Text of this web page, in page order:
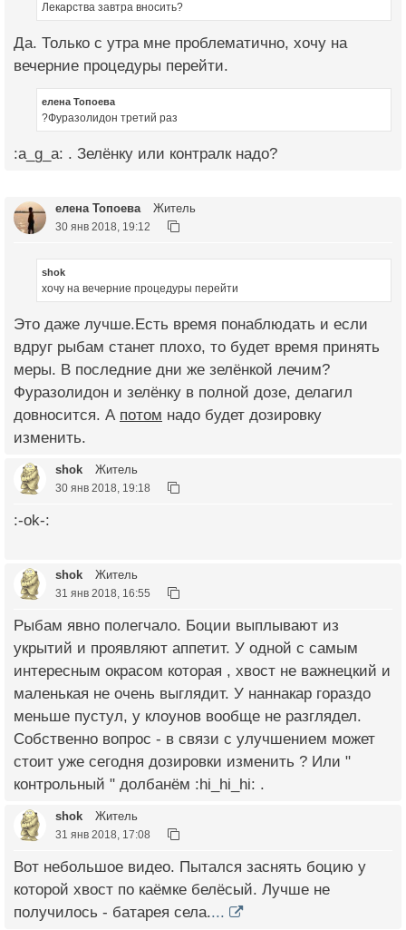
Лекарства завтра вносить?
Да. Только с утра мне проблематично, хочу на
вечерние процедуры перейти.
елена Топоева
?Фуразолидон третий раз
:a_g_a: . Зелёнку или контралк надо?
елена Топоева Житель
30 янв 2018, 19:12
shok
хочу на вечерние процедуры перейти
Это даже лучше.Есть время понаблюдать и если
вдруг рыбам станет плохо, то будет время принять
меры. В последние дни же зелёнкой лечим?
Фуразолидон и зелёнку в полной дозе, делагил
довносится. А потом надо будет дозировку
изменить.
shok Житель
30 янв 2018, 19:18
:-ok-:
shok Житель
31 янв 2018, 16:55
Рыбам явно полегчало. Боции выплывают из
укрытий и проявляют аппетит. У одной с самым
интересным окрасом которая , хвост не важнецкий и
маленькая не очень выглядит. У наннакар гораздо
меньше пустул, у клоунов вообще не разглядел.
Собственно вопрос - в связи с улучшением может
стоит уже сегодня дозировки изменить ? Или "
контрольный " долбанём :hi_hi_hi: .
shok Житель
31 янв 2018, 17:08
Вот небольшое видео. Пытался заснять боцию у
которой хвост по каёмке белёсый. Лучше не
получилось - батарея села....